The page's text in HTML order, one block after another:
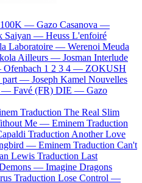
100K — Gazo Casanova —
Saiyan — Heuss L'enfoiré
Laboratoire — Werenoi Meuda
Ailleurs — Josman Interlude
Ofenbach 1 2 3 4 — ZOKUSH
part — Joseph Kamel Nouvelles
— Favé (FR) DIE — Gazo
Traduction The Real Slim
Me — Eminem Traduction
Traduction Another Love
— Eminem Traduction Can't
Lewis Traduction Last
— Imagine Dragons
Traduction Lose Control —